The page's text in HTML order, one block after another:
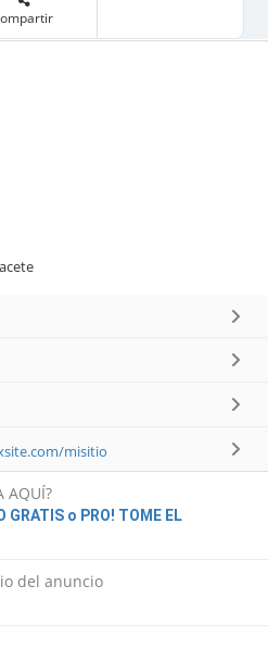
misitio
AQUÍ?
GRATIS o PRO! TOME EL
del anuncio